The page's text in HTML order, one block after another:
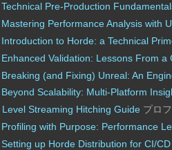
Technical Pre-Production
Mastering Performance Analysis with
Introduction to Horde: a Technical
Enhanced Validation: Lessons From a
Breaking (and Fixing) Unreal: An
Beyond Scalability: Multi-Platform
Level Streaming Hitching Guideプロ
Profiling with Purpose: Performance
Setting up Horde Distribution for CI/